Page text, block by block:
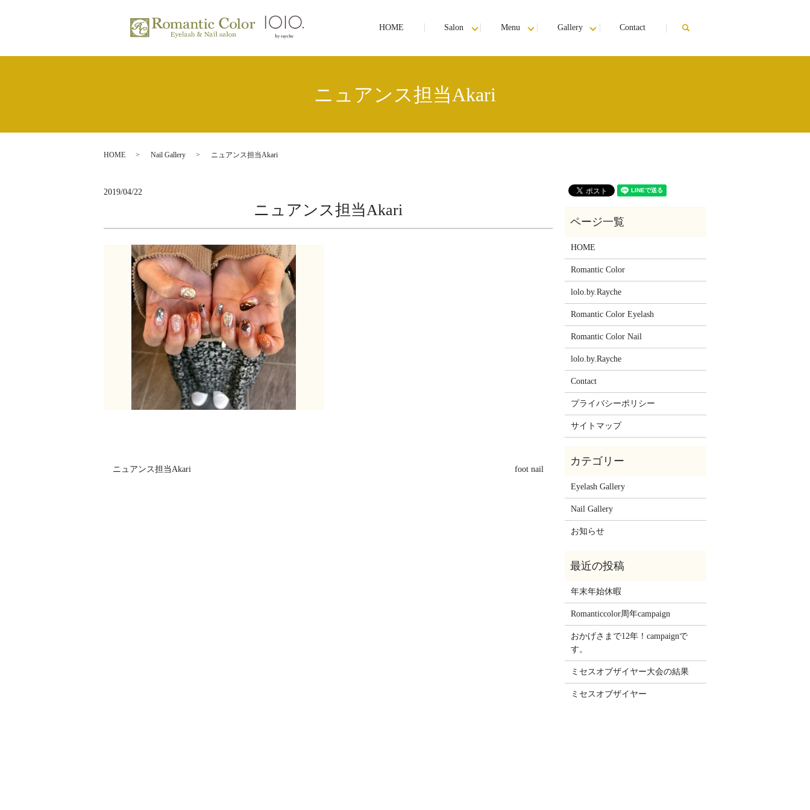
HOME Salon Menu Gallery Contact search
ニュアンス担当Akari
HOME Nail Gallery ニュアンス担当Akari
2019/04/22
ニュアンス担当Akari
ニュアンス担当Akari foot nail
HOME
Romantic Color
lolo.by.Rayche
Romantic Color Eyelash
Romantic Color Nail
lolo.by.Rayche
Contact
プライバシーポリシー
サイトマップ
Eyelash Gallery
Nail Gallery
お知らせ
年末年始休暇
Romanticcolor周年campaign
おかげさまで12年！campaignで
す。
ミセスオブザイヤー大会の結果
ミセスオブザイヤー